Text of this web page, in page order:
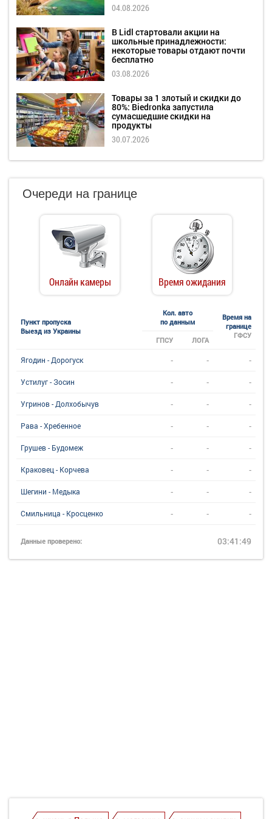
04.08.2026
В Lidl стартовали акции на
школьные принадлежности:
некоторые товары отдают почти
бесплатно
03.08.2026
Товары за 1 злотый и скидки до
80%: Biedronka запустила
сумасшедшие скидки на
продукты
30.07.2026
Очереди на границе
Онлайн камеры Время ожидания
Пункт пропуска
Выезд из Украины
Кол. авто
по данным
Время на
границе
ГФСУ
ГПСУ ЛОГА
Ягодин - Дорогуск - - -
Устилуг - Зосин - - -
Угринов - Долхобычув - - -
Рава - Хребенное - - -
Грушев - Будомеж - - -
Краковец - Корчева - - -
Шегини - Медыка - - -
Смильница - Кросценко - - -
Данные проверено: 03:41:49